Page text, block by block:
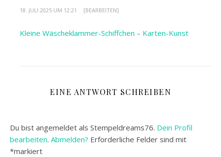
18. JULI 2025 UM 12:21 [BEARBEITEN]
Kleine Wäscheklammer-Schiffchen – Karten-Kunst
EINE ANTWORT SCHREIBEN
Du bist angemeldet als Stempeldreams76. Dein Profil
bearbeiten. Abmelden? Erforderliche Felder sind mit
*markiert